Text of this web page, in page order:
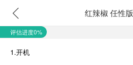
红辣椒 任性版
评估进度0%
1.开机